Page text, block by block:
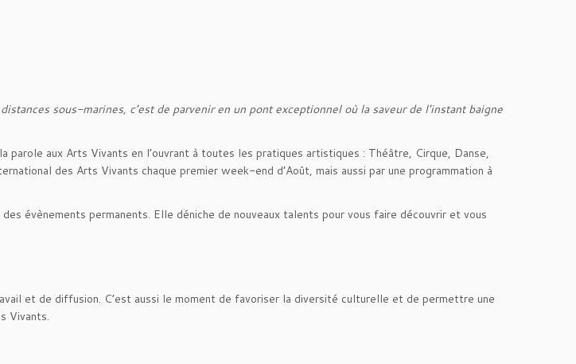
sous-marines, c’est de parvenir en un pont exceptionnel où la saveur de l’instant baigne
parole aux Arts Vivants en l’ouvrant à toutes les pratiques artistiques : Théâtre, Cirque, Danse,
des Arts Vivants chaque premier week-end d’Août, mais aussi par une programmation à
évènements permanents. Elle déniche de nouveaux talents pour vous faire découvrir et vous
et de diffusion. C’est aussi le moment de favoriser la diversité culturelle et de permettre une
Vivants.